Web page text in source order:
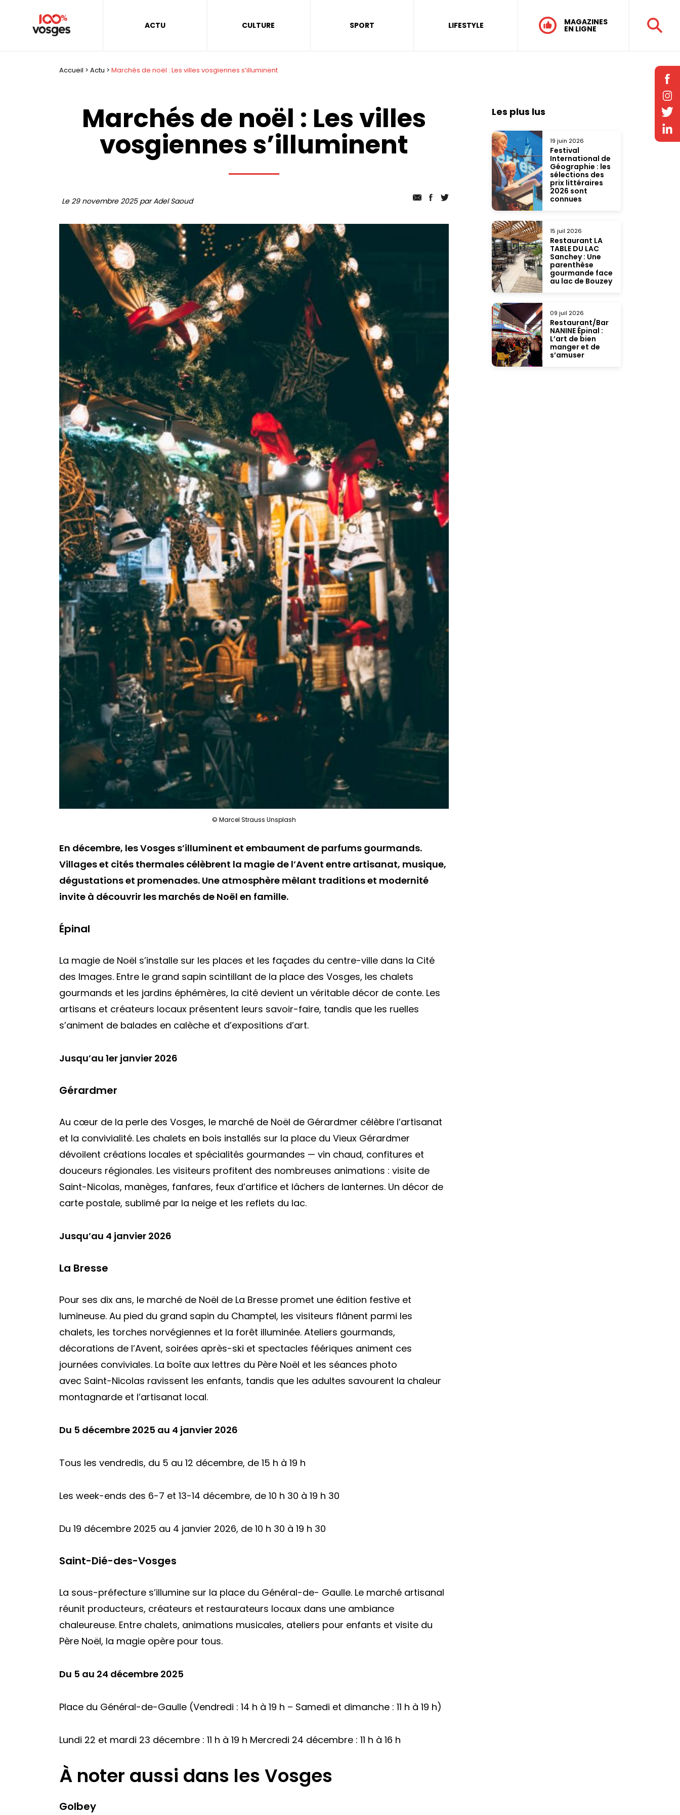
ACTU CULTURE SPORT LIFESTYLE MAGAZINES
EN LIGNE
Accueil > Actu > Marchés de noël : Les villes vosgiennes s’illuminent
Marchés de noël : Les villes
vosgiennes s’illuminent
Le 29 novembre 2025 par Adel Saoud
© Marcel Strauss Unsplash
En décembre, les Vosges s’illuminent et embaument de parfums gourmands.
Villages et cités thermales célèbrent la magie de l’Avent entre artisanat, musique,
dégustations et promenades. Une atmosphère mêlant traditions et modernité
invite à découvrir les marchés de Noël en famille.
Épinal
La magie de Noël s’installe sur les places et les façades du centre-ville dans la Cité
des Images. Entre le grand sapin scintillant de la place des Vosges, les chalets
gourmands et les jardins éphémères, la cité devient un véritable décor de conte. Les
artisans et créateurs locaux présentent leurs savoir-faire, tandis que les ruelles
s’animent de balades en calèche et d’expositions d’art.
Jusqu’au 1er janvier 2026
Gérardmer
Au cœur de la perle des Vosges, le marché de Noël de Gérardmer célèbre l’artisanat
et la convivialité. Les chalets en bois installés sur la place du Vieux Gérardmer
dévoilent créations locales et spécialités gourmandes — vin chaud, confitures et
douceurs régionales. Les visiteurs profitent des nombreuses animations : visite de
Saint-Nicolas, manèges, fanfares, feux d’artifice et lâchers de lanternes. Un décor de
carte postale, sublimé par la neige et les reflets du lac.
Jusqu’au 4 janvier 2026
La Bresse
Pour ses dix ans, le marché de Noël de La Bresse promet une édition festive et
lumineuse. Au pied du grand sapin du Champtel, les visiteurs flânent parmi les
chalets, les torches norvégiennes et la forêt illuminée. Ateliers gourmands,
décorations de l’Avent, soirées après-ski et spectacles féériques animent ces
journées conviviales. La boîte aux lettres du Père Noël et les séances photo
avec Saint-Nicolas ravissent les enfants, tandis que les adultes savourent la chaleur
montagnarde et l’artisanat local.
Du 5 décembre 2025 au 4 janvier 2026
Tous les vendredis, du 5 au 12 décembre, de 15 h à 19 h
Les week-ends des 6-7 et 13-14 décembre, de 10 h 30 à 19 h 30
Du 19 décembre 2025 au 4 janvier 2026, de 10 h 30 à 19 h 30
Saint-Dié-des-Vosges
La sous-préfecture s’illumine sur la place du Général-de- Gaulle. Le marché artisanal
réunit producteurs, créateurs et restaurateurs locaux dans une ambiance
chaleureuse. Entre chalets, animations musicales, ateliers pour enfants et visite du
Père Noël, la magie opère pour tous.
Du 5 au 24 décembre 2025
Place du Général-de-Gaulle (Vendredi : 14 h à 19 h – Samedi et dimanche : 11 h à 19 h)
Lundi 22 et mardi 23 décembre : 11 h à 19 h Mercredi 24 décembre : 11 h à 16 h
À noter aussi dans les Vosges
Golbey
Les plus lus
19 juin 2026
Festival
International de
Géographie : les
sélections des
prix littéraires
2026 sont
connues
15 juil 2026
Restaurant LA
TABLE DU LAC
Sanchey : Une
parenthèse
gourmande face
au lac de Bouzey
09 juil 2026
Restaurant/Bar
NANINE Épinal :
L’art de bien
manger et de
s’amuser